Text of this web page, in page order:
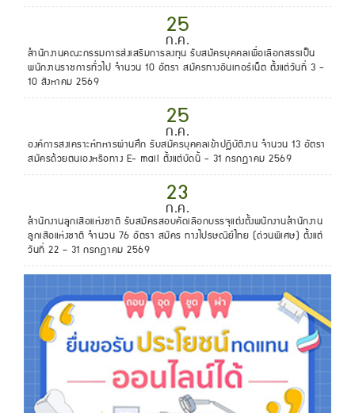
25
ก.ค.
สำนักงานคณะกรรมการส่งเสริมการลงทุน รับสมัครบุคคลเพื่อเลือกสรรเป็น
พนักงานราชการทั่วไป จำนวน 10 อัตรา สมัครทางอินเทอร์เน็ต ตั้งแต่วันที่ 3 -
10 สิงหาคม 2569
25
ก.ค.
องค์การสงเคราะห์ทหารผ่านศึก รับสมัครบุคคลเข้าปฏิบัติงาน จำนวน 13 อัตรา
สมัครด้วยตนเองหรือทาง E- mail ตั้งแต่บัดนี้ - 31 กรกฎาคม 2569
23
ก.ค.
สํานักงานลูกเสือแห่งชาติ รับสมัครสอบคัดเลือกบรรจุแต่งตั้งพนักงานสํานักงาน
ลูกเสือแห่งชาติ จำนวน 76 อัตรา สมัคร ทางไปรษณีย์ไทย (ด่วนพิเศษ) ตั้งแต่
วันที่ 22 – 31 กรกฎาคม 2569